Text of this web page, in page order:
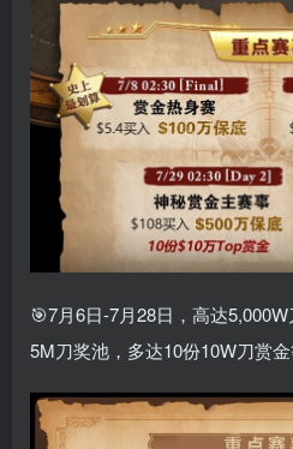
🎯7月6日-7月28日，高达
5M刀奖池，多达10份10W刀赏金